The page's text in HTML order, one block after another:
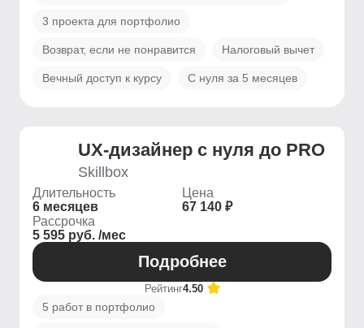
3 проекта для портфолио
Возврат, если не понравится Налоговый вычет
Вечный доступ к курсу С нуля за 5 месяцев
UX-дизайнер с нуля до PRO
Skillbox
Длительность
6 месяцев
Цена
67 140 ₽
Рассрочка
5 595 руб. /мес
Подробнее
Рейтинг4.50
5 работ в портфолио